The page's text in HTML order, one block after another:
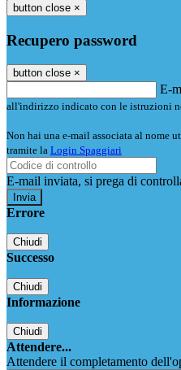
button close ×
Recupero password
button close ×
E-
all'indirizzo indicato con le istruzioni
Non hai una e-mail associata al nome
tramite la Login Spaggiari
E-mail inviata, si prega di
Errore
Chiudi
Successo
Chiudi
Informazione
Chiudi
Attendere...
Attendere il completamento